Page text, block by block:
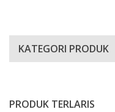
KATEGORI PRODUK
PRODUK TERLARIS